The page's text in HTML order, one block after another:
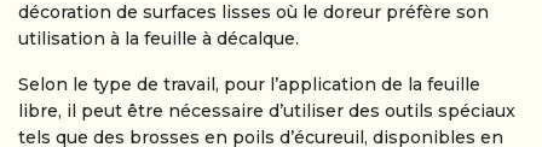
décoration de surfaces lisses où le doreur préfère son
utilisation à la feuille à décalque.
Selon le type de travail, pour l’application de la feuille
libre, il peut être nécessaire d’utiliser des outils spéciaux
tels que des brosses en poils d’écureuil, disponibles en